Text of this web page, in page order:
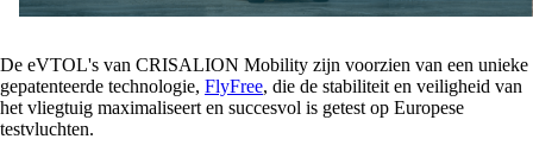
De eVTOL's van CRISALION Mobility zijn voorzien van een unieke
gepatenteerde technologie, FlyFree, die de stabiliteit en veiligheid van
het vliegtuig maximaliseert en succesvol is getest op Europese
testvluchten.